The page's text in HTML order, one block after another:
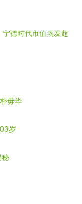
德时代市值蒸发超
毋华
岁
秘